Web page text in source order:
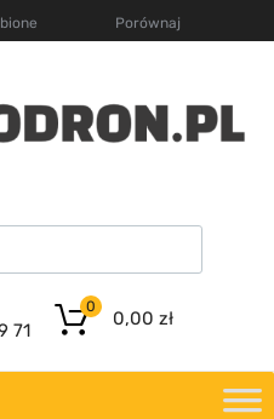
Porównaj
71
0,00 zł
0